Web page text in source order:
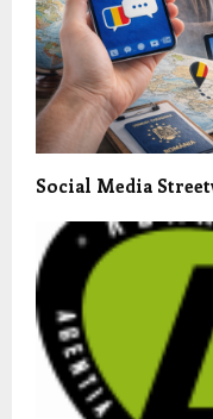
Social Media